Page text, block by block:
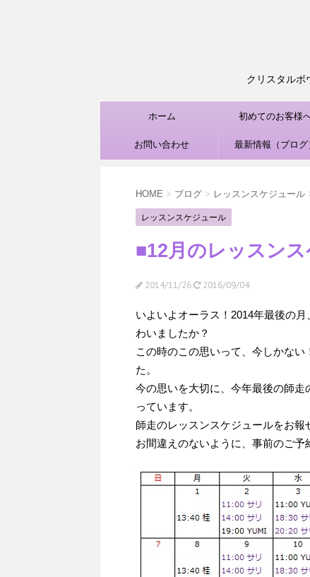
クリスタルボ
ホーム 初めてのお客様
お問い合わせ 最新情報（ブログ
HOME > ブログ > レッスンスケジュール
レッスンスケジュール
■12月のレッスンス
2014/11/26 2016/09/04
いよいよオーラス！2014年最後の
わいましたか？
この時のこの思いって、今しかな
た。
今の思いを大切に、今年最後の師
っています。
師走のレッスンスケジュールをお報
お間違えのないように、事前のご予